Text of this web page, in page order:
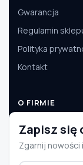
Gwarancja
Regulamin
Polityka
Kontakt
O FIRMIE
O nas
Dane firmy
Aktualności
Zapisz się
Zgarnij nowości